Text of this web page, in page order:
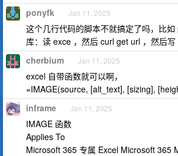
ponyfk Jan 11, 2025
这个几行代码的脚本不就搞定了吗，比
库：读 exce ，然后 curl get url ，然后
cherbium Jan 11, 2025
excel 自带函数就可以啊，
=IMAGE(source, [alt_text], [sizing],
inframe Jan 11, 2025
IMAGE 函数
Applies To
Microsoft 365 专属 Excel Microsoft 365